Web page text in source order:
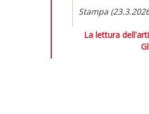
Stampa
La lettura